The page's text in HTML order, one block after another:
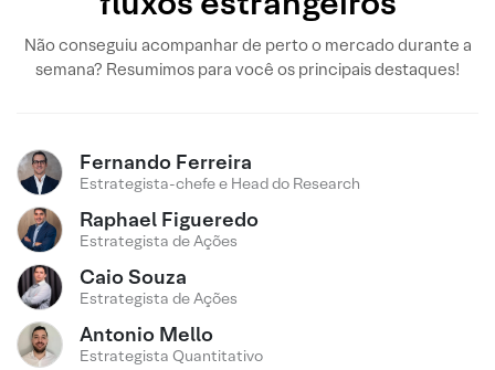
Não conseguiu acompanhar de perto o mercado durante a
semana? Resumimos para você os principais destaques!
Fernando Ferreira
Estrategista-chefe e Head do Research
Raphael Figueredo
Estrategista de Ações
Caio Souza
Estrategista de Ações
Antonio Mello
Estrategista Quantitativo